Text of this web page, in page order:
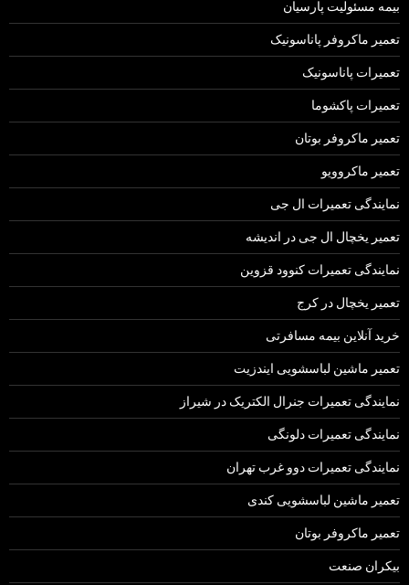
بیمه مسئولیت پارسیان
تعمیر ماکروفر پاناسونیک
تعمیرات پاناسونیک
تعمیرات پاکشوما
تعمیر ماکروفر بوتان
تعمیر ماکروویو
نمایندگی تعمیرات ال جی
تعمیر یخچال ال جی در اندیشه
نمایندگی تعمیرات کنوود قزوین
تعمیر یخچال در کرج
خرید آنلاین بیمه مسافرتی
تعمیر ماشین لباسشویی ایندزیت
نمایندگی تعمیرات جنرال الکتریک در شیراز
نمایندگی تعمیرات دلونگی
نمایندگی تعمیرات دوو غرب تهران
تعمیر ماشین لباسشویی کندی
تعمیر ماکروفر بوتان
بیکران صنعت